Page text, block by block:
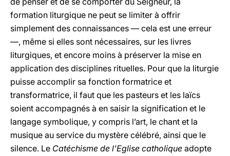
formation liturgique ne peut se limiter à offrir
simplement des connaissances — cela est une erreur
—, même si elles sont nécessaires, sur les livres
liturgiques, et encore moins à préserver la mise en
application des disciplines rituelles. Pour que la liturgie
puisse accomplir sa fonction formatrice et
transformatrice, il faut que les pasteurs et les laïcs
soient accompagnés à en saisir la signification et le
langage symbolique, y compris l’art, le chant et la
musique au service du mystère célébré, ainsi que le
silence. Le Catéchisme de l’Eglise catholique adopte